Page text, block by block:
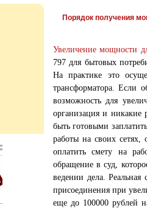
Порядок получения
Увеличение мощности
797 для бытовых
На практике это
трансформатора. Если
возможность для
организация и никакие
быть готовыми
работы на своих сетях,
оплатить смету на
обращение в суд,
ведении дела.
присоединения при
еще до 100000 рублей